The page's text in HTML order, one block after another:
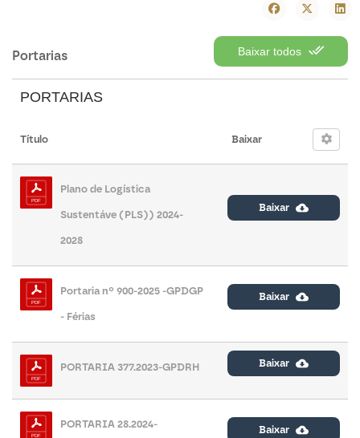
Baixar todos
Portarias
PORTARIAS
Título Baixar
Plano de Logística
Sustentáve (PLS)) 2024-
2028
Baixar
Portaria nº 900-2025 -GPDGP
- Férias
Baixar
PORTARIA 377.2023-GPDRH Baixar
PORTARIA 28.2024- Baixar